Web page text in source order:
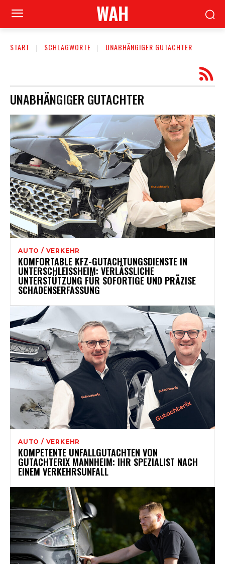
WAH
START SCHLAGWORTE UNABHÄNGIGER GUTACHTER
UNABHÄNGIGER GUTACHTER
AUTO / VERKEHR
KOMFORTABLE KFZ-GUTACHTUNGSDIENSTE IN
UNTERSCHLEISSHEIM: VERLÄSSLICHE U
NTERSTÜTZUNG FÜR SOFORTIGE UND PRÄZISE S
CHADENSERFASSUNG
AUTO / VERKEHR
KOMPETENTE UNFALLGUTACHTEN VON
GUTACHTERIX MANNHEIM: IHR SPEZIALIST NACH
EINEM VERKEHRSUNFALL